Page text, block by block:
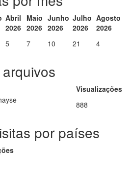
Abril
2026
Maio
2026
Junho
2026
Julho
2026
Agosto
2026
5 7 10 21 4
Visualizações
888
por países